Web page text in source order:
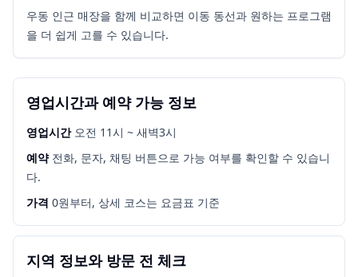
우동 인근 매장을 함께 비교하면 이동 동선과 원하는 프로그램
을 더 쉽게 고를 수 있습니다.
영업시간과 예약 가능 정보
영업시간 오전 11시 ~ 새벽3시
예약 전화, 문자, 채팅 버튼으로 가능 여부를 확인할 수 있습니
다.
가격 0원부터, 상세 코스는 요금표 기준
지역 정보와 방문 전 체크